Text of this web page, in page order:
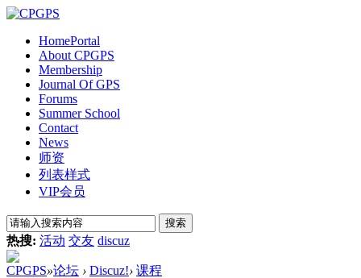
HomePortal
About CPGPS
Membership
Journal Of GPS
Forums
Summer School
Contact
News
师资
列表样式
VIP会员
搜索
热搜: 活动 交友 discuz
CPGPS»论坛 › Discuz!› 课程